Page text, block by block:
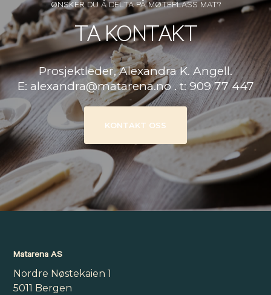
ØNSKER DU Å DELTA PÅ MØTEPLASS MAT?
TA KONTAKT
Prosjektleder, Alexandra K. Angell.
E: alexandra@matarena.no . t: 909 77 447
KONTAKT OSS
Matarena AS
Nordre Nøstekaien 1
5011 Bergen